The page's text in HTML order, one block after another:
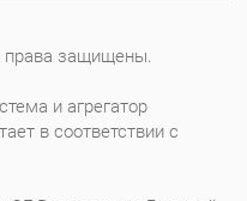
права защищены.
и агрегатор
в соответствии с